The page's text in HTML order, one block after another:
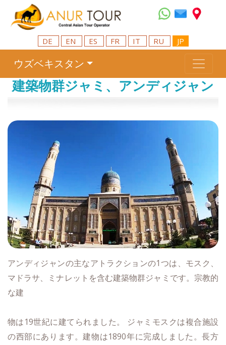
DE EN ES FR IT RU JP
ウズベキスタン
建築物群ジャミ、アンディジャン
アンディジャンの主なアトラクションの1 つは、モスク、
マドラサ、ミナレットを含む建築物群ジャミです。宗教的
な建
物は 19世紀に建てられました。
ジャミモスクは複合施設
の西部にあります。建物は1890年に完成しました。長方